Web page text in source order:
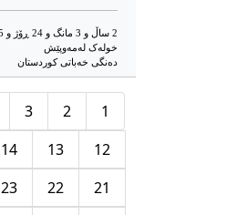
خوله‌ک له‌مه‌وپێش‌
دەنگی خەباتی کوردستان
1
2
3
12
13
14
21
22
23